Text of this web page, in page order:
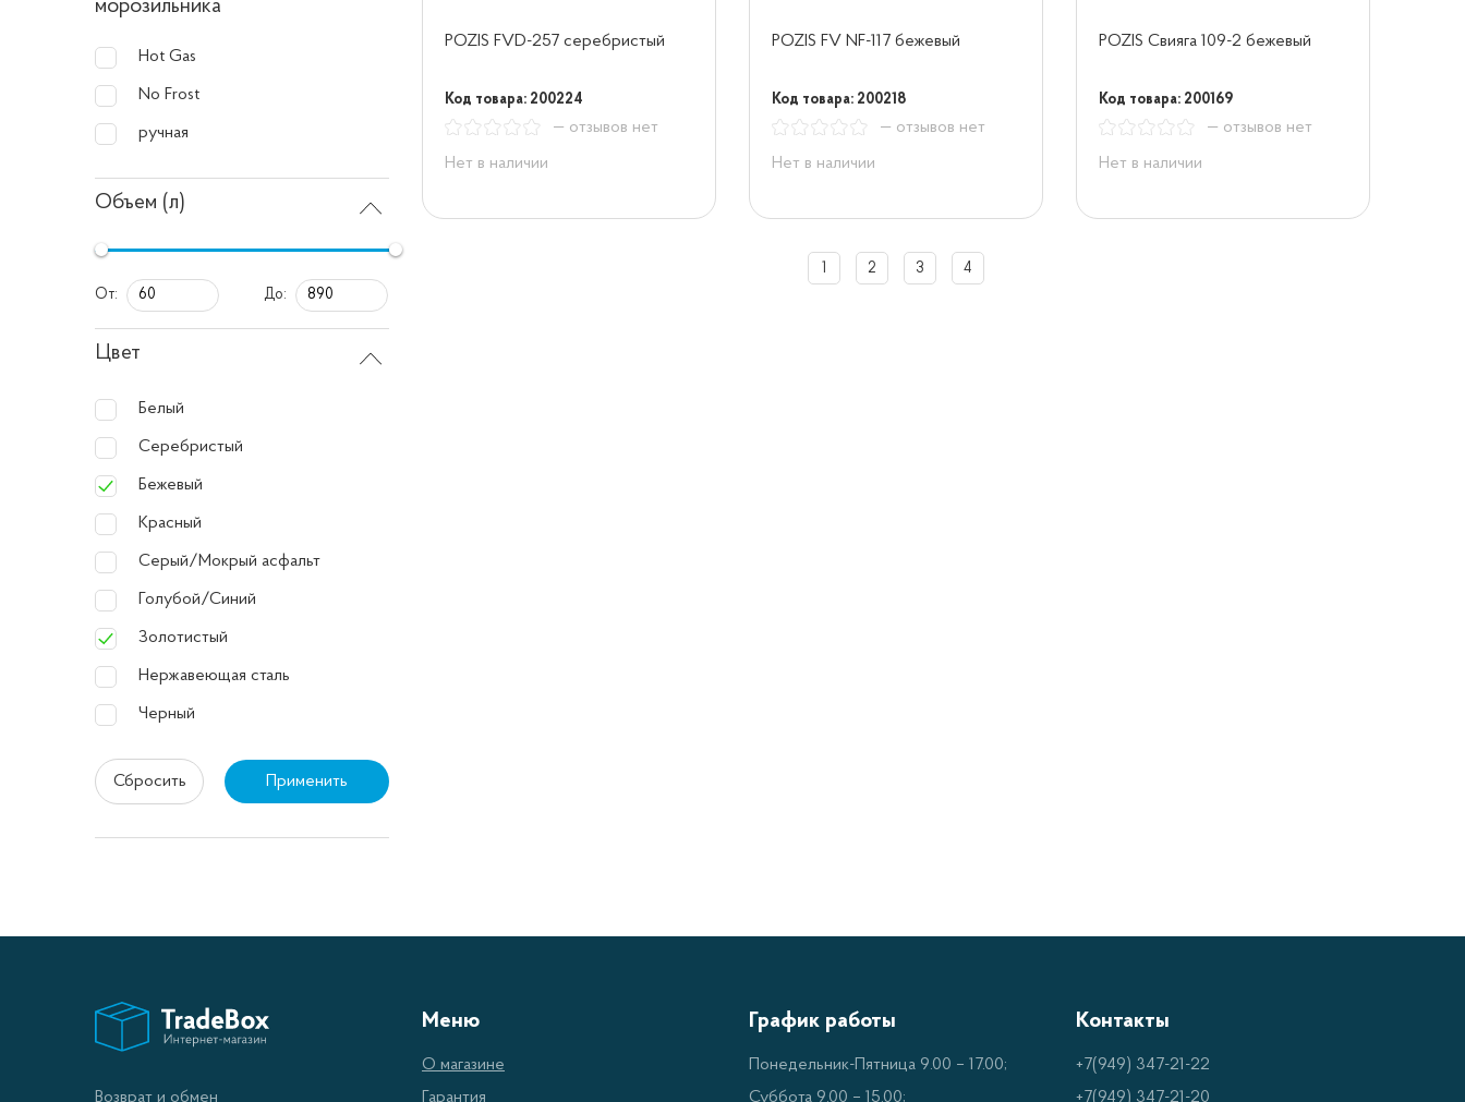
морозильника
Hot Gas
No Frost
ручная
Объем (л)
От: До:
Цвет
Белый
Серебристый
Бежевый
Красный
Серый/Мокрый асфальт
Голубой/Синий
Золотистый
Нержавеющая сталь
Черный
Сбросить Применить
POZIS FVD-257 серебристый
Код товара: 200224
— отзывов нет
Нет в наличии
POZIS FV NF-117 бежевый
Код товара: 200218
— отзывов нет
Нет в наличии
POZIS Свияга 109-2 бежевый
Код товара: 200169
— отзывов нет
Нет в наличии
2 3 4
Возврат и обмен
Меню
О магазине
Гарантия
График работы
Понедельник-Пятница 9.00 – 17.00;
Суббота 9.00 – 15.00;
Контакты
+7(949) 347-21-22
+7(949) 347-21-20